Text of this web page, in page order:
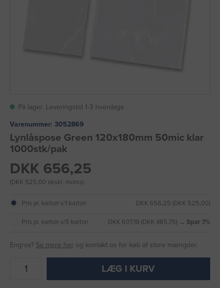
På lager. Leveringstid 1-3 hverdage
Varenummer: 3052869
Lynlåspose Green 120x180mm 50mic klar
1000stk/pak
DKK 656,25
(DKK 525,00 ekskl. moms)
Pris pr. karton v/1 karton DKK 656,25 (DKK 525,00)
Pris pr. karton v/5 karton DKK 607,19 (DKK 485,75) → Spar 7%
Engros? Se mere her og kontakt os for køb af store mængder.
LÆG I KURV